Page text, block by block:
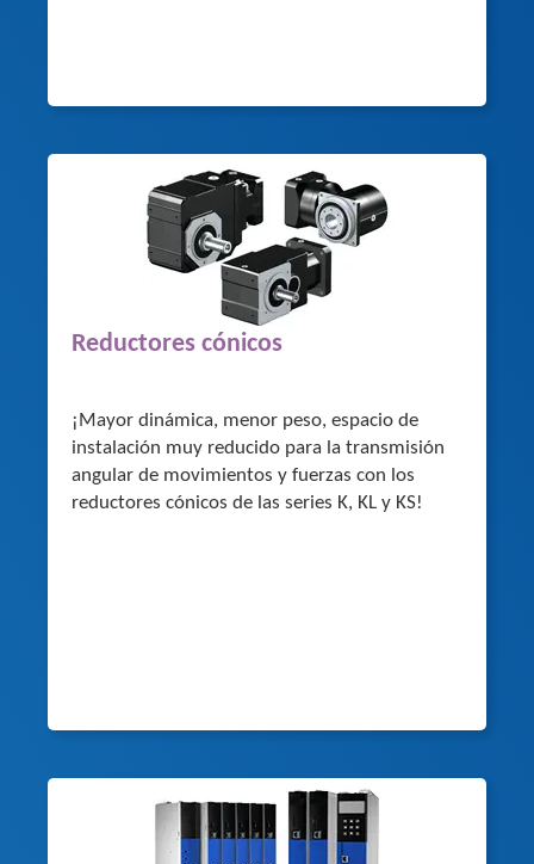
Reductores cónicos
¡Mayor dinámica, menor peso, espacio de
instalación muy reducido para la transmisión
angular de movimientos y fuerzas con los
reductores cónicos de las series K, KL y KS!